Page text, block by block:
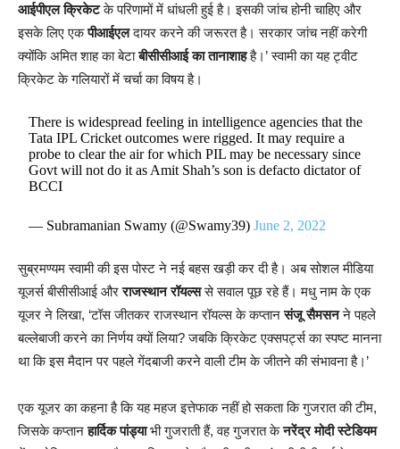
आईपीएल क्रिकेटके परिणामों में धांधली हुई है। इसकी जांच होनी चाहिए और
इसके लिए एकपीआईएलदायर करने की जरूरत है। सरकार जांच नहीं करेगी
क्योंकि अमित शाह का बेटाबीसीसीआई का तानाशाहहै।’ स्वामी का यह ट्वीट
क्रिकेट के गलियारों में चर्चा का विषय है।
There is widespread feeling in intelligence agencies that the
Tata IPL Cricket outcomes were rigged. It may require a
probe to clear the air for which PIL may be necessary since
Govt will not do it as Amit Shah’s son is defacto dictator of
BCCI
— Subramanian Swamy (@Swamy39)June 2, 2022
सुब्रमण्यम स्वामी की इस पोस्ट ने नई बहस खड़ी कर दी है। अब सोशल मीडिया
यूजर्स बीसीसीआई औरराजस्थान रॉयल्ससे सवाल पूछ रहे हैं। मधु नाम के एक
यूजर ने लिखा, ‘टॉस जीतकर राजस्थान रॉयल्स के कप्तानसंजू सैमसनने पहले
बल्लेबाजी करने का निर्णय क्यों लिया? जबकि क्रिकेट एक्सपर्ट्स का स्पष्ट मानना
था कि इस मैदान पर पहले गेंदबाजी करने वाली टीम के जीतने की संभावना है।’
एक यूजर का कहना है कि यह महज इत्तेफाक नहीं हो सकता कि गुजरात की टीम,
जिसके कप्तानहार्दिक पांड्याभी गुजराती हैं, वह गुजरात केनरेंद्र मोदी स्टेडियम